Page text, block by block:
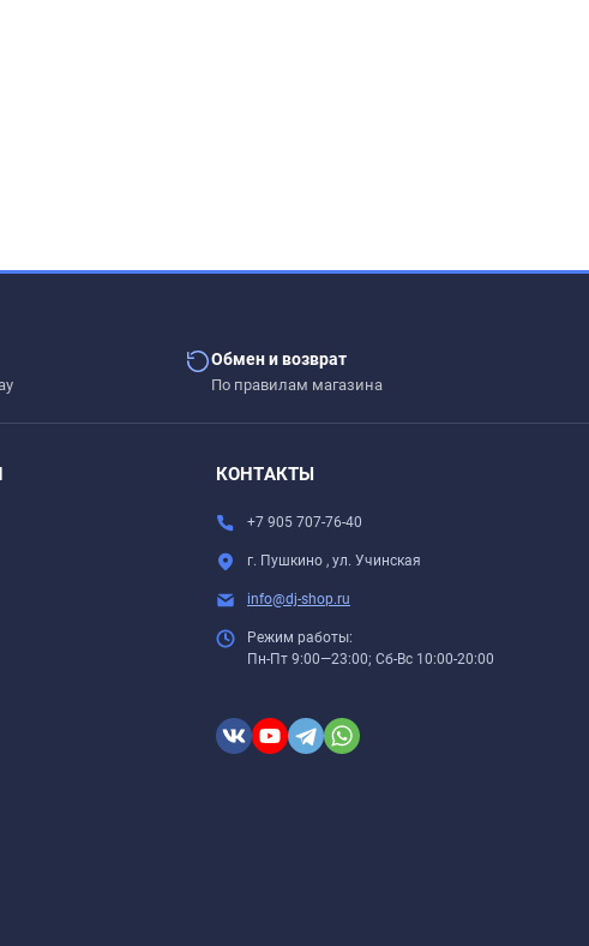
Обмен и возврат
По правилам магазина
КОНТАКТЫ
+7 905 707-76-40
г. Пушкино , ул. Учинская
info@dj-shop.ru
Режим работы:
Пн-Пт 9:00—23:00; Сб-Вс 10:00-20:00